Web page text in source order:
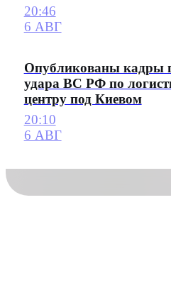
20:46
6 АВГ
Опубликованы кадры
удара ВС РФ по
центру под Киевом
20:10
6 АВГ